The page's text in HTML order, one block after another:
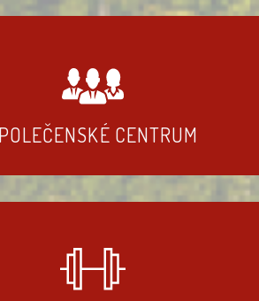
CENTRUM